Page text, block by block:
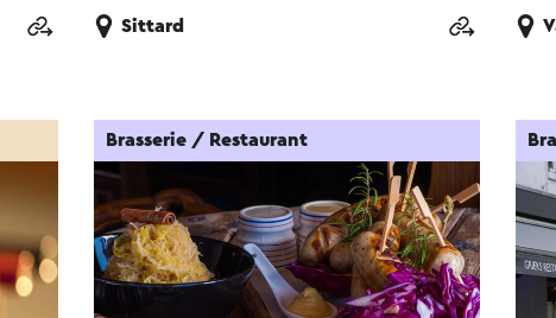
Sittard
Brasserie / Restaurant